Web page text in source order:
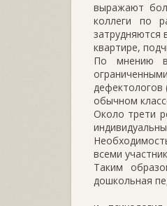
выражают
коллеги по
затрудняются
квартире,
По мнению
дефектологов
обычном
Около трети
всеми
Таким
дошкольная